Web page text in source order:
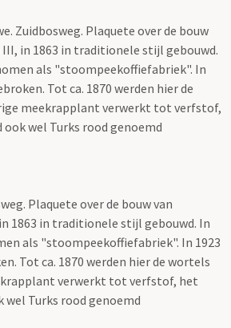
Zuidbosweg. Plaquete over de bouw
in 1863 in traditionele stijl gebouwd.
als "stoompeekoffiefabriek". In
Tot ca. 1870 werden hier de
meekrapplant verwerkt tot verfstof,
wel Turks rood genoemd
Plaquete over de bouw van
1863 in traditionele stijl gebouwd. In
als "stoompeekoffiefabriek". In 1923
Tot ca. 1870 werden hier de wortels
verwerkt tot verfstof, het
wel Turks rood genoemd